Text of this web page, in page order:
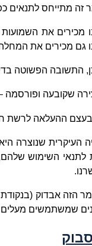
זה מתייחס לתנאים
מכירים את
גם מכירים את
התשובה הפשוטה
שקובעה ופורסמה
בעצם ההעלאה לרשת
העיקרית שנוצרה
לתנאי השימוש
הזה אבדוק (בנקודת
שמשתמשים מעלים